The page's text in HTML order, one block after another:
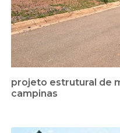
projeto estrutural de
campinas